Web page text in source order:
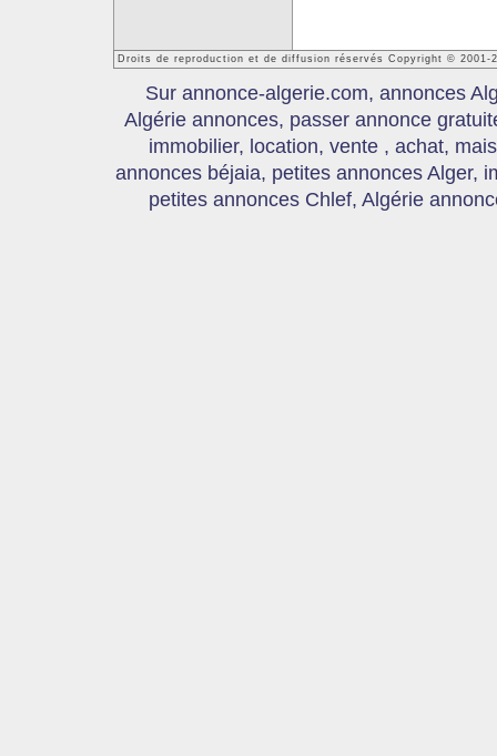
Droits de reproduction et de diffusion réservés Copyright © 2001-
Sur annonce-algerie.com, annonces
Algérie annonces, passer annonce
immobilier, location, vente , achat,
annonces béjaia, petites annonces Alger,
petites annonces Chlef, Algérie